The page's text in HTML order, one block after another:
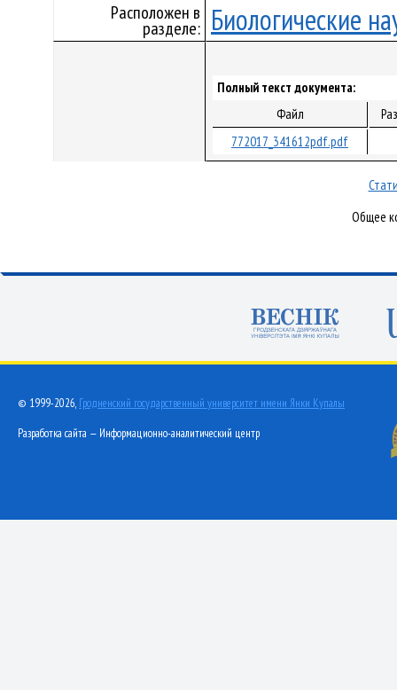
Расположен в
разделе: Биологические
Полный текст документа:
Файл
772017_341612pdf.pdf
Общее
© 1999-2026, Гродненский государственный университет имени Янки Купалы
Разработка сайта — Информационно-аналитический центр